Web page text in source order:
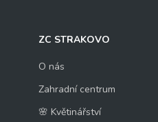
ZC STRAKOVO
O nás
Zahradní centrum
🌸 Květinářství